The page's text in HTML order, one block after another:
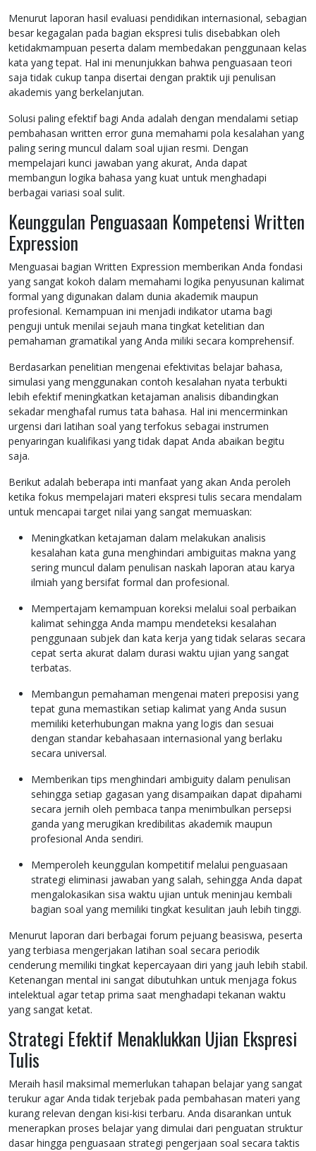
Menurut laporan hasil evaluasi pendidikan internasional, sebagian
besar kegagalan pada bagian ekspresi tulis disebabkan oleh
ketidakmampuan peserta dalam membedakan penggunaan kelas
kata yang tepat. Hal ini menunjukkan bahwa penguasaan teori
saja tidak cukup tanpa disertai dengan praktik uji penulisan
akademis yang berkelanjutan.
Solusi paling efektif bagi Anda adalah dengan mendalami setiap
pembahasan written error guna memahami pola kesalahan yang
paling sering muncul dalam soal ujian resmi. Dengan
mempelajari kunci jawaban yang akurat, Anda dapat
membangun logika bahasa yang kuat untuk menghadapi
berbagai variasi soal sulit.
Keunggulan Penguasaan Kompetensi Written
Expression
Menguasai bagian Written Expression memberikan Anda fondasi
yang sangat kokoh dalam memahami logika penyusunan kalimat
formal yang digunakan dalam dunia akademik maupun
profesional. Kemampuan ini menjadi indikator utama bagi
penguji untuk menilai sejauh mana tingkat ketelitian dan
pemahaman gramatikal yang Anda miliki secara komprehensif.
Berdasarkan penelitian mengenai efektivitas belajar bahasa,
simulasi yang menggunakan contoh kesalahan nyata terbukti
lebih efektif meningkatkan ketajaman analisis dibandingkan
sekadar menghafal rumus tata bahasa. Hal ini mencerminkan
urgensi dari latihan soal yang terfokus sebagai instrumen
penyaringan kualifikasi yang tidak dapat Anda abaikan begitu
saja.
Berikut adalah beberapa inti manfaat yang akan Anda peroleh
ketika fokus mempelajari materi ekspresi tulis secara mendalam
untuk mencapai target nilai yang sangat memuaskan:
Meningkatkan ketajaman dalam melakukan analisis
kesalahan kata guna menghindari ambiguitas makna yang
sering muncul dalam penulisan naskah laporan atau karya
ilmiah yang bersifat formal dan profesional.
Mempertajam kemampuan koreksi melalui soal perbaikan
kalimat sehingga Anda mampu mendeteksi kesalahan
penggunaan subjek dan kata kerja yang tidak selaras secara
cepat serta akurat dalam durasi waktu ujian yang sangat
terbatas.
Membangun pemahaman mengenai materi preposisi yang
tepat guna memastikan setiap kalimat yang Anda susun
memiliki keterhubungan makna yang logis dan sesuai
dengan standar kebahasaan internasional yang berlaku
secara universal.
Memberikan tips menghindari ambiguity dalam penulisan
sehingga setiap gagasan yang disampaikan dapat dipahami
secara jernih oleh pembaca tanpa menimbulkan persepsi
ganda yang merugikan kredibilitas akademik maupun
profesional Anda sendiri.
Memperoleh keunggulan kompetitif melalui penguasaan
strategi eliminasi jawaban yang salah, sehingga Anda dapat
mengalokasikan sisa waktu ujian untuk meninjau kembali
bagian soal yang memiliki tingkat kesulitan jauh lebih tinggi.
Menurut laporan dari berbagai forum pejuang beasiswa, peserta
yang terbiasa mengerjakan latihan soal secara periodik
cenderung memiliki tingkat kepercayaan diri yang jauh lebih stabil.
Ketenangan mental ini sangat dibutuhkan untuk menjaga fokus
intelektual agar tetap prima saat menghadapi tekanan waktu
yang sangat ketat.
Strategi Efektif Menaklukkan Ujian Ekspresi
Tulis
Meraih hasil maksimal memerlukan tahapan belajar yang sangat
terukur agar Anda tidak terjebak pada pembahasan materi yang
kurang relevan dengan kisi-kisi terbaru. Anda disarankan untuk
menerapkan proses belajar yang dimulai dari penguatan struktur
dasar hingga penguasaan strategi pengerjaan soal secara taktis